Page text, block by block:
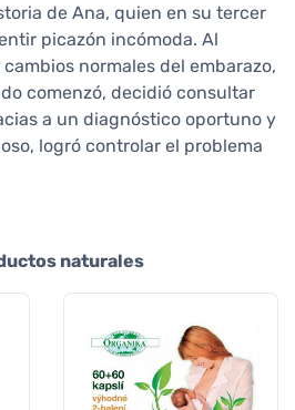
de Ana, quien en su tercer
picazón incómoda. Al
normales del embarazo,
comenzó, decidió consultar
a un diagnóstico oportuno y
logró controlar el problema
naturales